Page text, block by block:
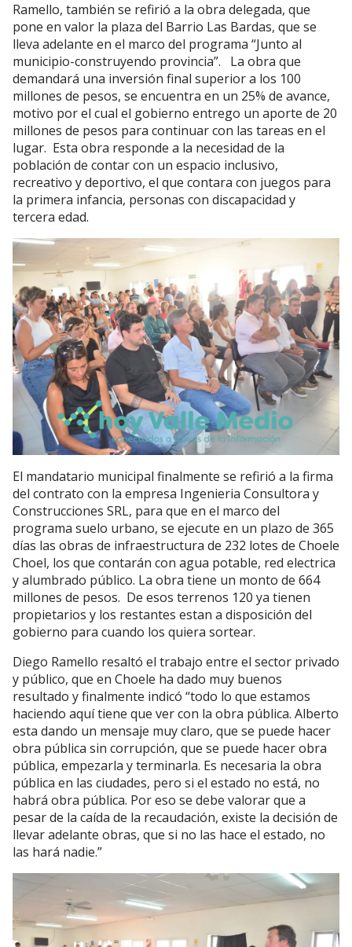
Ramello, también se refirió a la obra delegada, que
pone en valor la plaza del Barrio Las Bardas, que se
lleva adelante en el marco del programa “Junto al
municipio-construyendo provincia”. La obra que
demandará una inversión final superior a los 100
millones de pesos, se encuentra en un 25% de avance,
motivo por el cual el gobierno entrego un aporte de 20
millones de pesos para continuar con las tareas en el
lugar. Esta obra responde a la necesidad de la
población de contar con un espacio inclusivo,
recreativo y deportivo, el que contara con juegos para
la primera infancia, personas con discapacidad y
tercera edad.
El mandatario municipal finalmente se refirió a la firma
del contrato con la empresa Ingenieria Consultora y
Construcciones SRL, para que en el marco del
programa suelo urbano, se ejecute en un plazo de 365
días las obras de infraestructura de 232 lotes de Choele
Choel, los que contarán con agua potable, red electrica
y alumbrado público. La obra tiene un monto de 664
millones de pesos. De esos terrenos 120 ya tienen
propietarios y los restantes estan a disposición del
gobierno para cuando los quiera sortear.
Diego Ramello resaltó el trabajo entre el sector privado
y público, que en Choele ha dado muy buenos
resultado y finalmente indicó “todo lo que estamos
haciendo aquí tiene que ver con la obra pública. Alberto
esta dando un mensaje muy claro, que se puede hacer
obra pública sin corrupción, que se puede hacer obra
pública, empezarla y terminarla. Es necesaria la obra
pública en las ciudades, pero si el estado no está, no
habrá obra pública. Por eso se debe valorar que a
pesar de la caída de la recaudación, existe la decisión de
llevar adelante obras, que si no las hace el estado, no
las hará nadie.”